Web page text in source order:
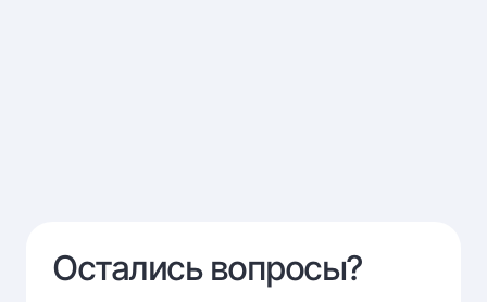
Остались вопросы?